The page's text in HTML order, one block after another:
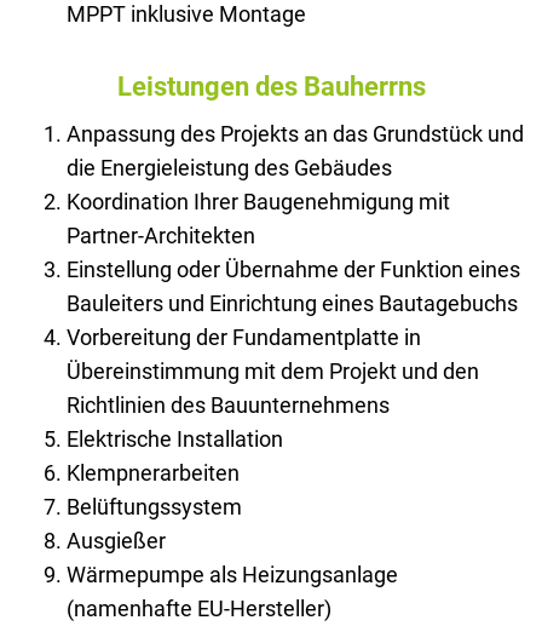
MPPT inklusive Montage
Leistungen des Bauherrns
Anpassung des Projekts an das Grundstück und
die Energieleistung des Gebäudes
Koordination Ihrer Baugenehmigung mit
Partner-Architekten
Einstellung oder Übernahme der Funktion eines
Bauleiters und Einrichtung eines Bautagebuchs
Vorbereitung der Fundamentplatte in
Übereinstimmung mit dem Projekt und den
Richtlinien des Bauunternehmens
Elektrische Installation
Klempnerarbeiten
Belüftungssystem
Ausgießer
Wärmepumpe als Heizungsanlage
(namenhafte EU-Hersteller)